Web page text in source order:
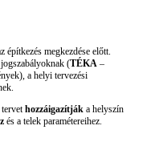
építkezés megkezdése előtt.
(TÉKA –
a helyi tervezési
tervethozzáigazítják a helyszín
és a telek paramétereihez.